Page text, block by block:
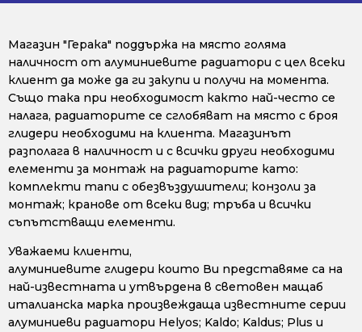
Магазин "Герака" поддържа на място голяма
наличност от алуминиевите радиатори с цел всеки
клиент да може да ги закупи и получи на момента.
Също така при необходимост както най-често се
налага, радиаторите се сглобяват на място с броя
глидери необходими на клиента. Магазинът
разполага в наличност и с всички други необходими
елементи за монтаж на радиаторите като:
комплекти тапи с обезвъздушители; конзоли за
монтаж; кранове от всеки вид; тръба и всички
съпътстващи елементи.
Уважаеми клиенти,
алуминиевите глидери които Ви представяме са на
най-известната и утвърдена в световен мащаб
италианска марка произвеждаща известните серии
алуминиеви радиатори Helyos; Kaldo; Kaldus; Plus и